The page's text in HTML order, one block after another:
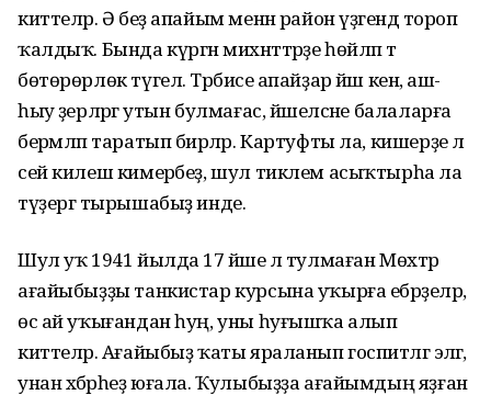
киттеләр. Ә беҙ апайым менән район үҙәгендә тороп
ҡалдыҡ. Бында күргән михнәттәрҙе һөйләп тә
бөтөрөрлөк түгел. Тәрбиәсе апайҙар йәш кенә, аш-
һыу әҙерләргә утын булмағас, йәшелсәне балаларға
берәмләп таратып бирәләр. Картуфты ла, кишерҙе лә
сей килеш кимерәбеҙ, шул тиклем асыҡтырһа ла
түҙергә тырышабыҙ инде.
Шул уҡ 1941 йылда 17 йәше лә тулмаған Мөхтәр
ағайыбыҙҙы танкистар курсына уҡырға ебәрҙеләр,
өс ай уҡығандан һуң, уны һуғышҡа алып
киттеләр. Ағайыбыҙ ҡаты яраланып госпитәлгә эләгә, ә
унан хәбәрһеҙ юғала. Ҡулыбыҙҙа ағайымдың яҙған